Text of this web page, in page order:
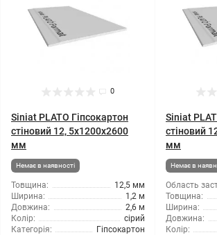
0
Siniat PLATO Гіпсокартон
стіновий 12, 5x1200x2600
мм
Немає в наявності
Товщина:
12,5 мм
Ширина:
1,2 м
Довжина:
2,6 м
Колір:
сірий
Категорія:
Гіпсокартон
Siniat
стіновий
мм
Немає в
Область
Товщина:
Ширина:
Довжина:
Колір: